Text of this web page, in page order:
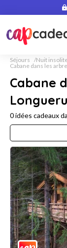
Séjours Nuit
Cabane dans les
Cabane
0idées cadeaux